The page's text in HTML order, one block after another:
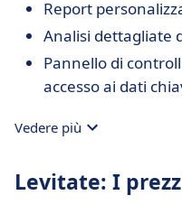
Report
Analisi dettagliate
Pannello di
accesso ai dati
Vedere più
Levitate: I